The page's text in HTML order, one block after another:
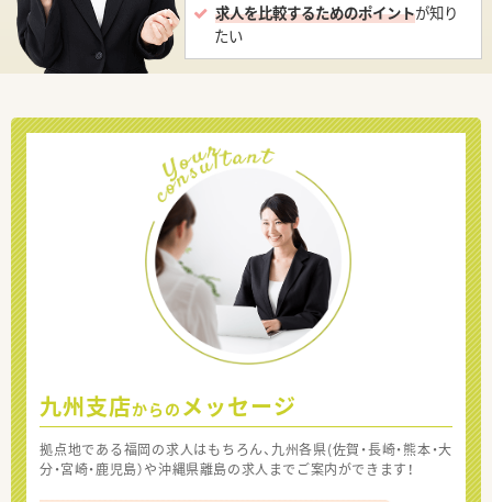
求人を比較するためのポイントが知り
たい
九州支店からの メッセージ
拠点地である福岡の求人はもちろん、九州各県(佐賀・長崎・熊本・大
分・宮崎・鹿児島）や沖縄県離島の求人までご案内ができます！